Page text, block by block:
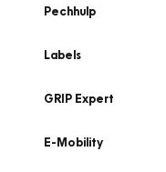
Pechhulp
Labels
GRIP Expert
E-Mobility